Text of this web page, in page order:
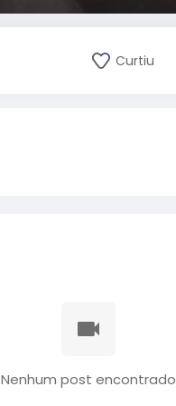
Curtiu
Nenhum post encontrado